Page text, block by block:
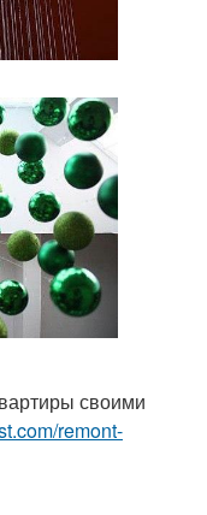
своими
remont-